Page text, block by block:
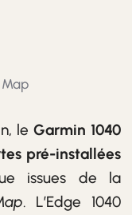
le Garmin 1040
pré-installées
issues de la
. L’Edge 1040